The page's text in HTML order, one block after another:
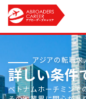
アジアの転職求
詳しい条件
ベトナムホーチミンで